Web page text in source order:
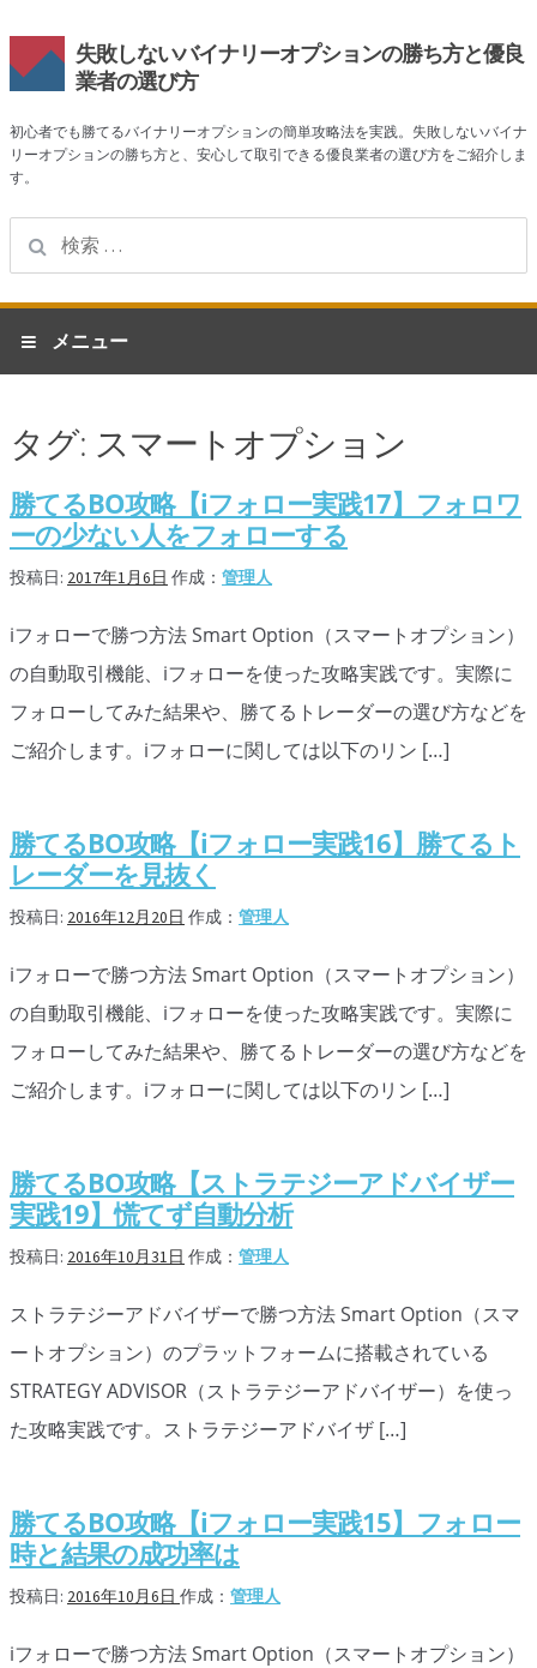
失敗しないバイナリーオプションの勝ち方と優良
業者の選び方
初心者でも勝てるバイナリーオプションの簡単攻略法を実践。失敗しないバイナ
リーオプションの勝ち方と、安心して取引できる優良業者の選び方をご紹介しま
す。
ナ
ビ
ゲ
シ
ョ
ン
へ
ス
キ
プ
コ
ン
テ
ツ
へ
ス
キ
ッ
プ
メニュー
業者一覧
ハイローオーストラリア
オプションビット
基本ルール・取引のしかた
トレンドを見極める
逆張りと相場変動のしくみ
シグナルはダマシに注意
負けそうなときは損切り
攻略法まとめ
ローソク足チャート
トレンド順張り
MACD
ボリンジャーバンド
スポットフォロー
スプレッド取引
タグ: スマートオプション
勝てるBO攻略【iフォロー実践17】フォロワ
ーの少ない人をフォローする
投稿日: 2017年1月6日 作成： 管理人
iフォローで勝つ方法 Smart Option（スマートオプション）
の自動取引機能、iフォローを使った攻略実践です。実際に
フォローしてみた結果や、勝てるトレーダーの選び方などを
ご紹介します。iフォローに関しては以下のリン […]
勝てるBO攻略【iフォロー実践16】勝てるト
レーダーを見抜く
投稿日: 2016年12月20日 作成： 管理人
iフォローで勝つ方法 Smart Option（スマートオプション）
の自動取引機能、iフォローを使った攻略実践です。実際に
フォローしてみた結果や、勝てるトレーダーの選び方などを
ご紹介します。iフォローに関しては以下のリン […]
勝てるBO攻略【ストラテジーアドバイザー
実践19】慌てず自動分析
投稿日: 2016年10月31日 作成： 管理人
ストラテジーアドバイザーで勝つ方法 Smart Option（スマ
ートオプション）のプラットフォームに搭載されている
STRATEGY ADVISOR（ストラテジーアドバイザー）を使っ
た攻略実践です。ストラテジーアドバイザ […]
勝てるBO攻略【iフォロー実践15】フォロー
時と結果の成功率は
投稿日: 2016年10月6日 作成： 管理人
iフォローで勝つ方法 Smart Option（スマートオプション）